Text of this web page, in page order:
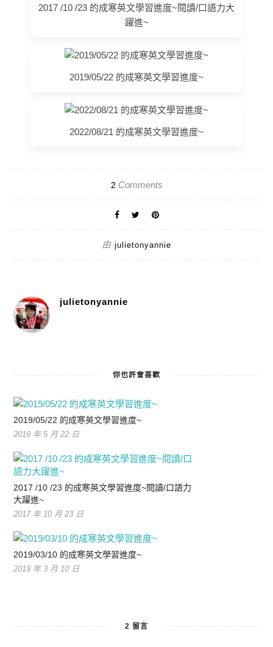
2017 /10 /23 的成寒英文學習進度~閱讀/口語力大
躍進~
2019/05/22 的成寒英文學習進度~
2022/08/21 的成寒英文學習進度~
2 Comments
由 julietonyannie
julietonyannie
你也許會喜歡
2019/05/22 的成寒英文學習進度~
2019 年 5 月 22 日
2017 /10 /23 的成寒英文學習進度~閱讀/口語力
大躍進~
2017 年 10 月 23 日
2019/03/10 的成寒英文學習進度~
2019 年 3 月 10 日
2 留言